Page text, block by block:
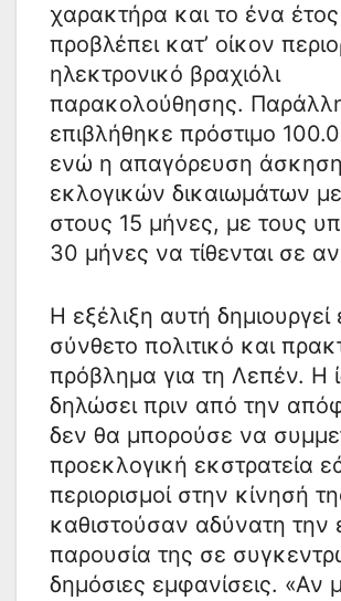
χαρακτήρα και το ένα
προβλέπει κατ’ οίκον
ηλεκτρονικό βραχιόλι
παρακολούθησης.
επιβλήθηκε πρόστιμο
ενώ η απαγόρευση
εκλογικών δικαιωμάτων
στους 15 μήνες, με τους
30 μήνες να τίθενται σε
Η εξέλιξη αυτή δημιουργεί
σύνθετο πολιτικό και
πρόβλημα για τη Λεπέν. Η
δηλώσει πριν από την
δεν θα μπορούσε να
προεκλογική εκστρατεία
περιορισμοί στην κίνησή
καθιστούσαν αδύνατη την
παρουσία της σε
δημόσιες εμφανίσεις. «Αν